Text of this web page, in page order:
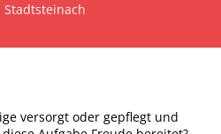
Stadtsteinach
versorgt oder gepflegt und